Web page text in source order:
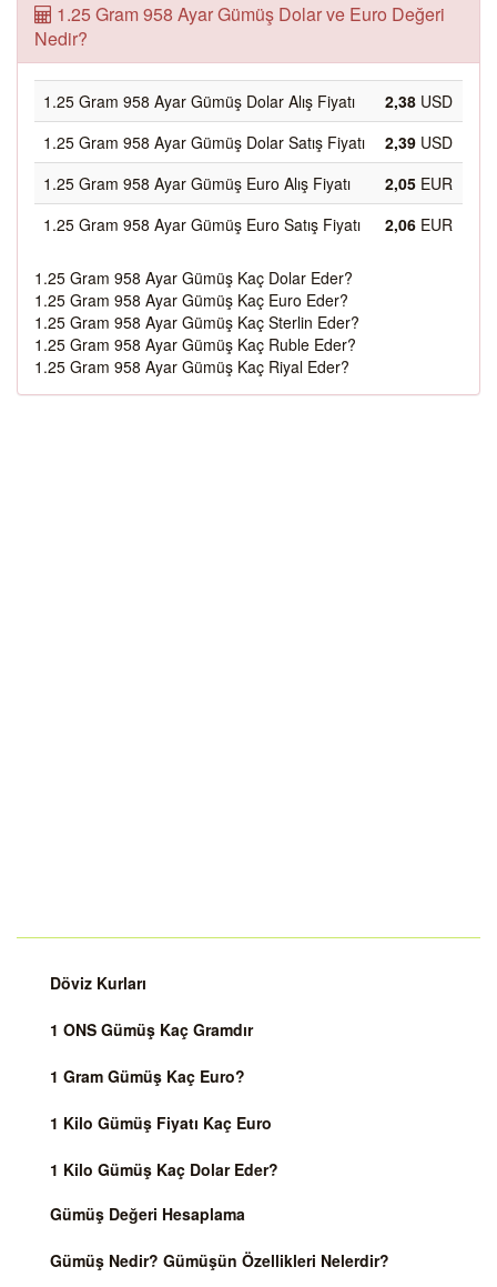
1.25 Gram 958 Ayar Gümüş Dolar ve Euro Değeri
Nedir?
1.25 Gram 958 Ayar Gümüş Dolar Alış Fiyatı 2,38 USD
1.25 Gram 958 Ayar Gümüş Dolar Satış Fiyatı
2,39 USD
1.25 Gram 958 Ayar Gümüş Euro Alış Fiyatı
2,05 EUR
1.25 Gram 958 Ayar Gümüş Euro Satış Fiyatı
2,06 EUR
1.25 Gram 958 Ayar Gümüş Kaç Dolar Eder?
1.25 Gram 958 Ayar Gümüş Kaç Euro Eder?
1.25 Gram 958 Ayar Gümüş Kaç Sterlin Eder?
1.25 Gram 958 Ayar Gümüş Kaç Ruble Eder?
1.25 Gram 958 Ayar Gümüş Kaç Riyal Eder?
Döviz Kurları
1 ONS Gümüş Kaç Gramdır
1 Gram Gümüş Kaç Euro?
1 Kilo Gümüş Fiyatı Kaç Euro
1 Kilo Gümüş Kaç Dolar Eder?
Gümüş Değeri Hesaplama
Gümüş Nedir? Gümüşün Özellikleri Nelerdir?